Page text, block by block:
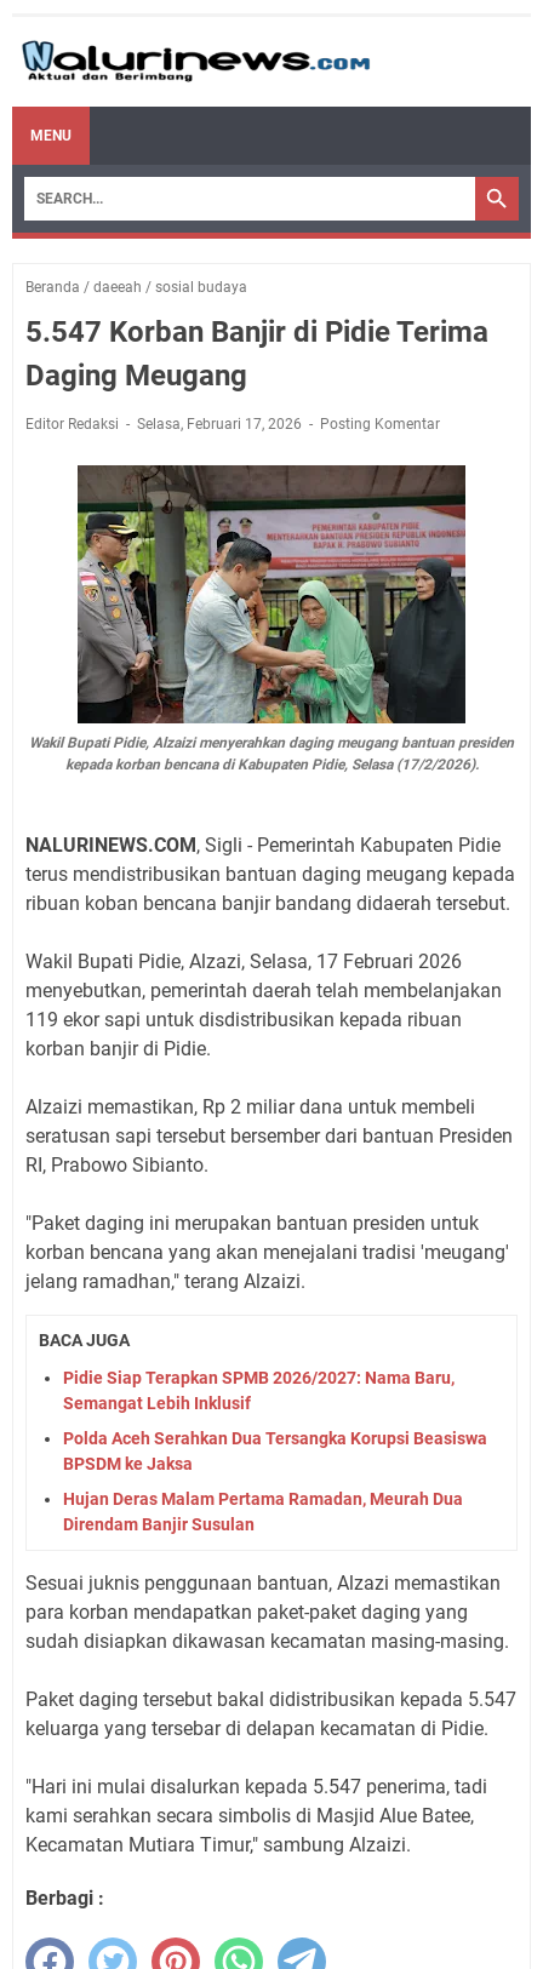
MENU
Beranda / daeeah / sosial budaya
5.547 Korban Banjir di Pidie Terima
Daging Meugang
Editor Redaksi Selasa, Februari 17, 2026 Posting Komentar
Wakil Bupati Pidie, Alzaizi menyerahkan daging meugang bantuan presiden
kepada korban bencana di Kabupaten Pidie, Selasa (17/2/2026).
NALURINEWS.COM, Sigli - Pemerintah Kabupaten Pidie
terus mendistribusikan bantuan daging meugang kepada
ribuan koban bencana banjir bandang didaerah tersebut.
Wakil Bupati Pidie, Alzazi, Selasa, 17 Februari 2026
menyebutkan, pemerintah daerah telah membelanjakan
119 ekor sapi untuk disdistribusikan kepada ribuan
korban banjir di Pidie.
Alzaizi memastikan, Rp 2 miliar dana untuk membeli
seratusan sapi tersebut bersember dari bantuan Presiden
RI, Prabowo Sibianto.
"Paket daging ini merupakan bantuan presiden untuk
korban bencana yang akan menejalani tradisi 'meugang'
jelang ramadhan," terang Alzaizi.
BACA JUGA
Pidie Siap Terapkan SPMB 2026/2027: Nama Baru,
Semangat Lebih Inklusif
Polda Aceh Serahkan Dua Tersangka Korupsi Beasiswa
BPSDM ke Jaksa
Hujan Deras Malam Pertama Ramadan, Meurah Dua
Direndam Banjir Susulan
Sesuai juknis penggunaan bantuan, Alzazi memastikan
para korban mendapatkan paket-paket daging yang
sudah disiapkan dikawasan kecamatan masing-masing.
Paket daging tersebut bakal didistribusikan kepada 5.547
keluarga yang tersebar di delapan kecamatan di Pidie.
"Hari ini mulai disalurkan kepada 5.547 penerima, tadi
kami serahkan secara simbolis di Masjid Alue Batee,
Kecamatan Mutiara Timur," sambung Alzaizi.
Berbagi :